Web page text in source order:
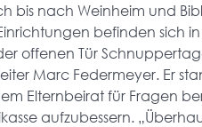
bis nach Weinheim und
befinden sich
offenen Tür
Marc Federmeyer. Er
Elternbeirat für Fragen
aufzubessern.